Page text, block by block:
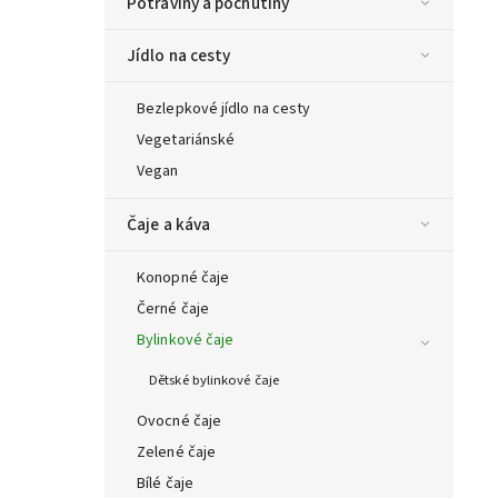
Jídlo na cesty
Bezlepkové jídlo na cesty
Vegetariánské
Vegan
Čaje a káva
Konopné čaje
Černé čaje
Bylinkové čaje
Dětské bylinkové čaje
Ovocné čaje
Zelené čaje
Bílé čaje